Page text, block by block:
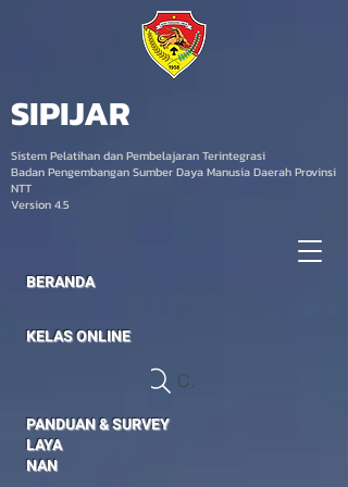
LAYA
NAN
BERANDA
PANDUAN & SURVEY
KELAS ONLINE
SIPIJAR
Sistem Pelatihan dan Pembelajaran Terintegrasi
Badan Pengembangan Sumber Daya Manusia Daerah Provinsi
NTT
Version 4.5
Cari Kelas